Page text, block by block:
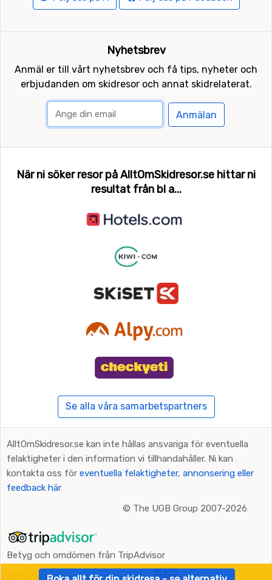
Nyhetsbrev
Anmäl er till vårt nyhetsbrev och få tips, nyheter och
erbjudanden om skidresor och annat skidrelaterat.
Anmälan
När ni söker resor på AlltOmSkidresor.se hittar ni
resultat från bl a...
Se alla våra samarbetspartners
AlltOmSkidresor.se kan inte hållas ansvariga för eventuella
felaktigheter i den information vi tillhandahåller. Ni kan
kontakta oss för eventuella felaktigheter, annonsering eller
feedback här
© The UGB Group 2007-2026
Betyg och omdömen från TripAdvisor
AlltOmSkidresor.se på andra språk: